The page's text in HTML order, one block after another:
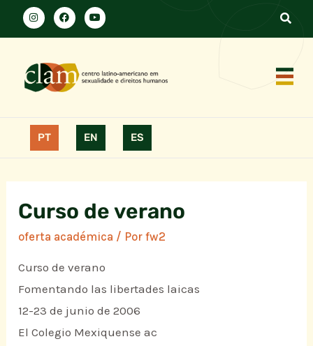
PT EN ES
Curso de verano
oferta académica / Porfw2
Curso de verano
Fomentando las libertades laicas
12-23 de junio de 2006
El Colegio Mexiquense ac